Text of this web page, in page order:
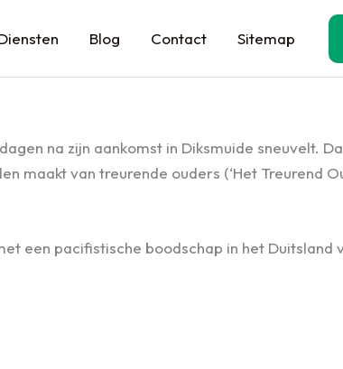
Blog Contact Sitemap
na zijn aankomst in Diksmuide sneuvelt.
van treurende ouders (‘Het Treurend
een pacifistische boodschap in het Duitsland